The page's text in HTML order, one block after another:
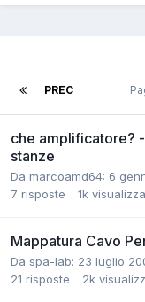
PREC
che amplificatore?
stanze
Da marcoamd64: 6
7 risposte 1k
Mappatura Cavo
Da spa-lab: 23 luglio
21 risposte 2k